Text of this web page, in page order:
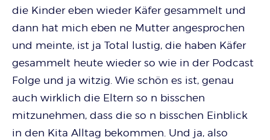
die Kinder eben wieder Käfer gesammelt und
dann hat mich eben ne Mutter angesprochen
und meinte, ist ja Total lustig, die haben Käfer
gesammelt heute wieder so wie in der Podcast
Folge und ja witzig. Wie schön es ist, genau
auch wirklich die Eltern so n bisschen
mitzunehmen, dass die so n bisschen Einblick
in den Kita Alltag bekommen. Und ja, also